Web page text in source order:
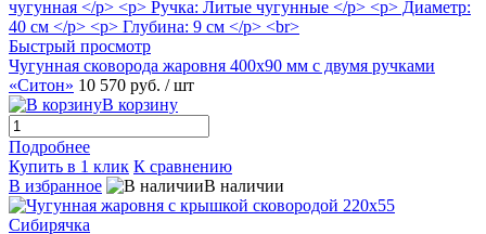
Быстрый просмотр
Чугунная сковорода жаровня 400х90 мм с двумя ручками
«Ситон» 10 570 руб. / шт
В корзину
Подробнее
Купить в 1 клик К сравнению
В избранное
В наличии